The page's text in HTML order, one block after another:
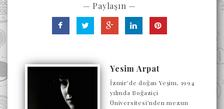
— Paylaşın —
Yesim Arpat
İzmir’de doğan Yeşim, 1994
yılında Boğaziçi
Üniversitesi’nden mezun